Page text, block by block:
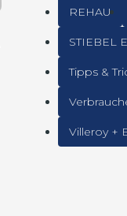
REHAU
STIEBEL
Tipps &
Villeroy +